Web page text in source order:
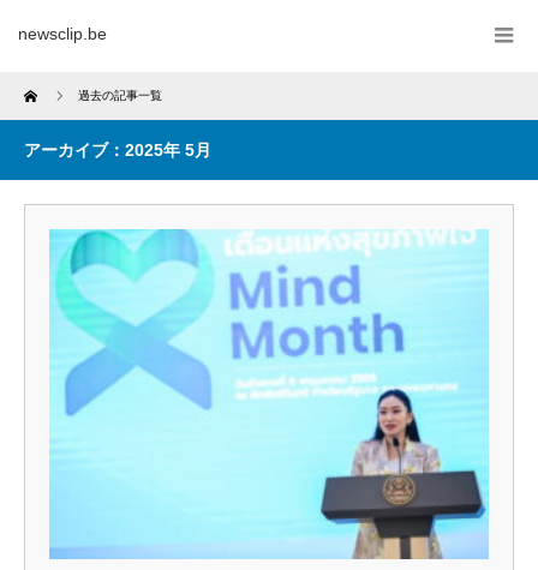
newsclip.be
Home 過去の記事一覧
アーカイブ：2025年 5月